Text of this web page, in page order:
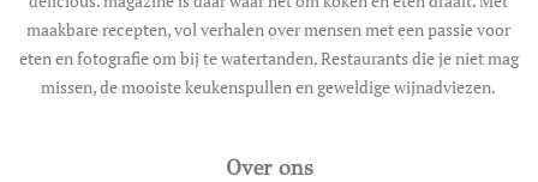
maakbare recepten, vol verhalen over mensen met een passie voor
eten en fotografie om bij te watertanden. Restaurants die je niet mag
missen, de mooiste keukenspullen en geweldige wijnadviezen.
Over ons